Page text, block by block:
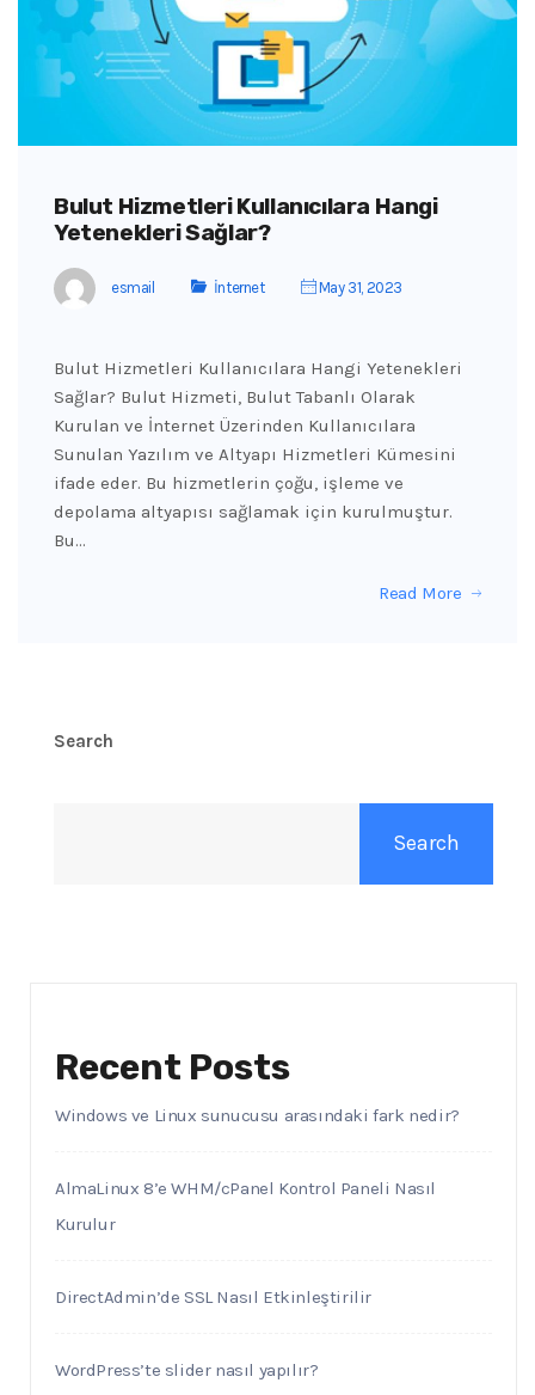
Bulut Hizmetleri Kullanıcılara Hangi
Yetenekleri Sağlar?
esmail İnternet May 31, 2023
Bulut Hizmetleri Kullanıcılara Hangi Yetenekleri
Sağlar? Bulut Hizmeti, Bulut Tabanlı Olarak
Kurulan ve İnternet Üzerinden Kullanıcılara
Sunulan Yazılım ve Altyapı Hizmetleri Kümesini
ifade eder. Bu hizmetlerin çoğu, işleme ve
depolama altyapısı sağlamak için kurulmuştur.
Bu…
Read More
Search
Search
Recent Posts
Windows ve Linux sunucusu arasındaki fark nedir?
AlmaLinux 8’e WHM/cPanel Kontrol Paneli Nasıl
Kurulur
DirectAdmin’de SSL Nasıl Etkinleştirilir
WordPress’te slider nasıl yapılır?